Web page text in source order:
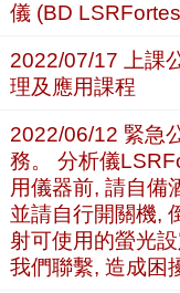
儀 (BD
2022/07/17
上
理及應用課程
2022/06/12 緊急
務。 分析儀
用儀器前, 請自備
並請自行開關機,
射可使用的螢光
我們聯繫, 造成困